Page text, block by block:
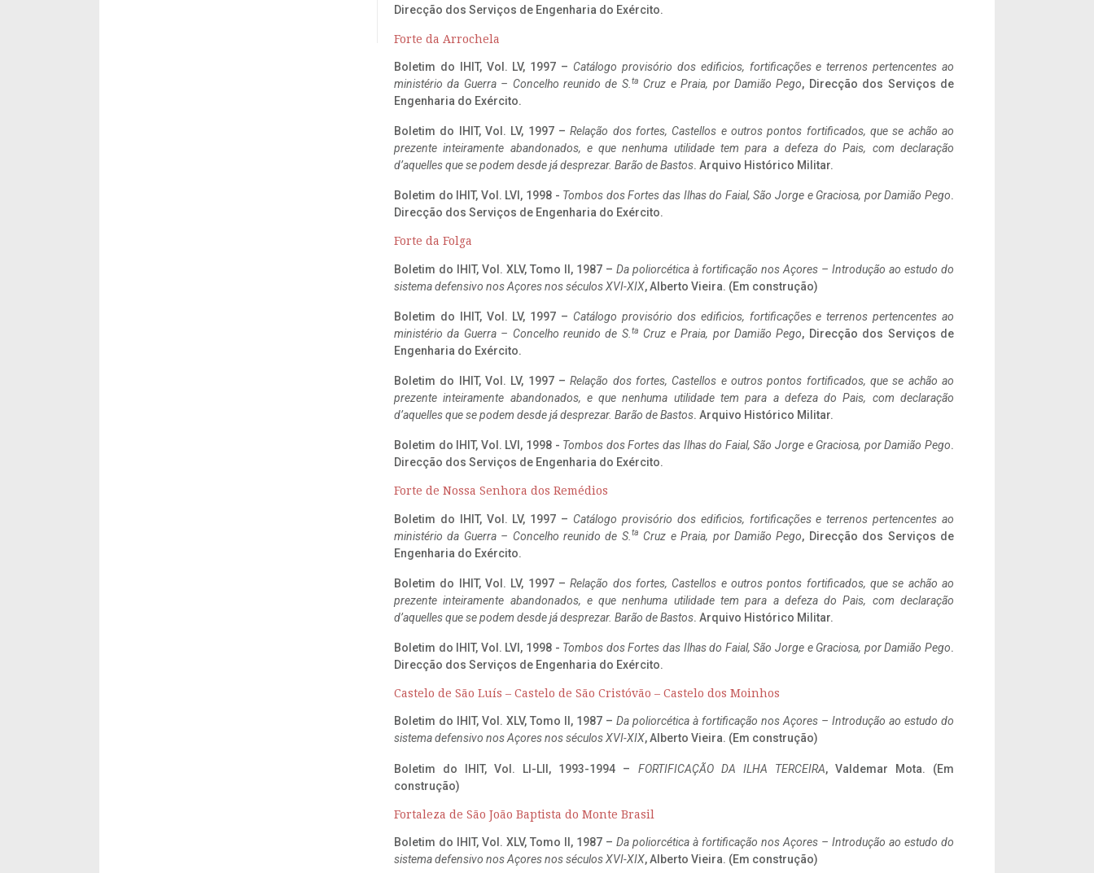
Direcção dos Serviços de Engenharia do Exército.
Forte da Arrochela
Boletim do IHIT, Vol. LV, 1997 – Catálogo provisório dos edificios, fortificações e terrenos pertencentes ao
ministério da Guerra – Concelho reunido de S. ta Cruz e Praia, por Damião Pego, Direcção dos Serviços de
Engenharia do Exército.
Boletim do IHIT, Vol. LV, 1997 –Relação dos fortes, Castellos e outros pontos fortificados, que se achão ao
prezente inteiramente abandonados, e que nenhuma utilidade tem para a defeza do Pais, com declaração
d’aquelles que se podem desde já desprezar. Barão de Bastos. Arquivo Histórico Militar.
Boletim do IHIT, Vol. LVI, 1998 - Tombos dos Fortes das Ilhas do Faial, São Jorge e Graciosa, por Damião Pego.
Direcção dos Serviços de Engenharia do Exército.
Forte da Folga
Boletim do IHIT, Vol. XLV, Tomo II, 1987 – Da poliorcética à fortificação nos Açores – Introdução ao estudo do
sistema defensivo nos Açores nos séculos XVI-XIX, Alberto Vieira. (Em construção)
Boletim do IHIT, Vol. LV, 1997 – Catálogo provisório dos edificios, fortificações e terrenos pertencentes ao
ministério da Guerra – Concelho reunido de S. ta Cruz e Praia, por Damião Pego, Direcção dos Serviços de
Engenharia do Exército.
Boletim do IHIT, Vol. LV, 1997 –Relação dos fortes, Castellos e outros pontos fortificados, que se achão ao
prezente inteiramente abandonados, e que nenhuma utilidade tem para a defeza do Pais, com declaração
d’aquelles que se podem desde já desprezar. Barão de Bastos. Arquivo Histórico Militar.
Boletim do IHIT, Vol. LVI, 1998 - Tombos dos Fortes das Ilhas do Faial, São Jorge e Graciosa, por Damião Pego.
Direcção dos Serviços de Engenharia do Exército.
Forte de Nossa Senhora dos Remédios
Boletim do IHIT, Vol. LV, 1997 – Catálogo provisório dos edificios, fortificações e terrenos pertencentes ao
ministério da Guerra – Concelho reunido de S. ta Cruz e Praia, por Damião Pego, Direcção dos Serviços de
Engenharia do Exército.
Boletim do IHIT, Vol. LV, 1997 –Relação dos fortes, Castellos e outros pontos fortificados, que se achão ao
prezente inteiramente abandonados, e que nenhuma utilidade tem para a defeza do Pais, com declaração
d’aquelles que se podem desde já desprezar. Barão de Bastos. Arquivo Histórico Militar.
Boletim do IHIT, Vol. LVI, 1998 - Tombos dos Fortes das Ilhas do Faial, São Jorge e Graciosa, por Damião Pego.
Direcção dos Serviços de Engenharia do Exército.
Castelo de São Luís – Castelo de São Cristóvão – Castelo dos Moinhos
Boletim do IHIT, Vol. XLV, Tomo II, 1987 – Da poliorcética à fortificação nos Açores – Introdução ao estudo do
sistema defensivo nos Açores nos séculos XVI-XIX, Alberto Vieira. (Em construção)
Boletim do IHIT, Vol. LI-LII, 1993-1994 – FORTIFICAÇÃO DA ILHA TERCEIRA, Valdemar Mota. (Em
construção)
Fortaleza de São João Baptista do Monte Brasil
Boletim do IHIT, Vol. XLV, Tomo II, 1987 – Da poliorcética à fortificação nos Açores – Introdução ao estudo do
sistema defensivo nos Açores nos séculos XVI-XIX, Alberto Vieira. (Em construção)